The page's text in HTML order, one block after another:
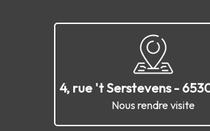
4, rue 't Serstevens -
Nous rendre visite